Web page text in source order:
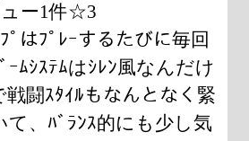
ー1件☆3
ﾌﾟはﾌﾟﾚｰするたびに毎回
ｰﾑｼｽﾃﾑはｼﾚﾝ風なんだけ
闘ｽﾀｲﾙもなんとなく緊
て、ﾊﾞﾗﾝｽ的にも少し気